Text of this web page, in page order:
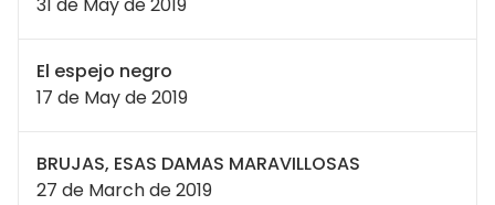
El espejo negro
17 de May de 2019
BRUJAS, ESAS DAMAS MARAVILLOSAS
27 de March de 2019